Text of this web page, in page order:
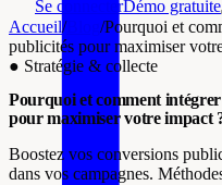
Se connecterDémo gratuite
Accueil/Blog /Pourquoi et
publicités pour maximiser
● Stratégie & collecte
Pourquoi et comment intégrer
pour maximiser votre impact
Boostez vos conversions
dans vos campagnes.